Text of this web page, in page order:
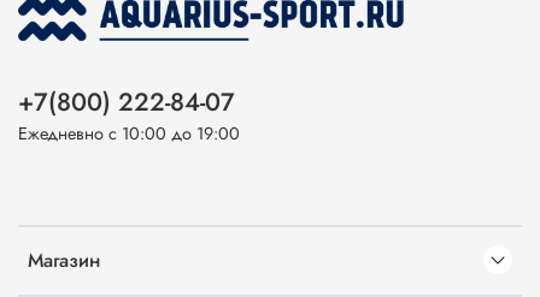
Магазин
+7(800) 222-84-07
Ежедневно с 10:00 до 19:00